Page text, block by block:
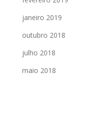
janeiro 2019
outubro 2018
julho 2018
maio 2018